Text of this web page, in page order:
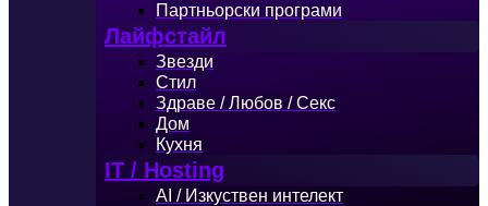
Партньорски програми
Лайфстайл
Звезди
Стил
Здраве / Любов / Секс
Дом
Кухня
IT / Hosting
AI / Изкуствен интелект